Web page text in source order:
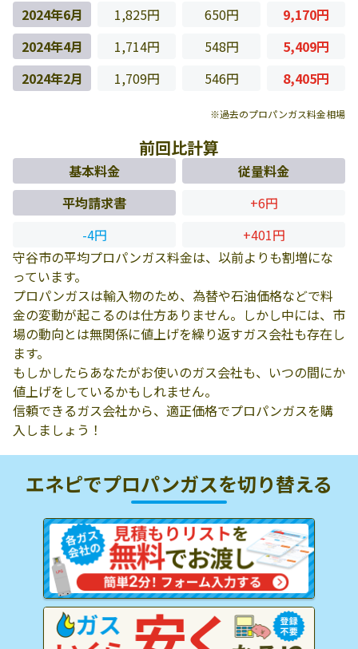
2024年6月
1,825円 650円
9,170円
2024年4月
1,714円 548円
5,409円
2024年2月
1,709円 546円 8,405円
※過去のプロパンガス料金相場
前回比計算
基本料金
従量料金
平均請求書
+6円
-4円
+401円
守谷市の平均プロパンガス料金は、以前よりも割増にな
っています。
プロパンガスは輸入物のため、為替や石油価格などで料
金の変動が起こるのは仕方ありません。しかし中には、市
場の動向とは無関係に値上げを繰り返すガス会社も存在し
ます。
もしかしたらあなたがお使いのガス会社も、いつの間にか
値上げをしているかもしれません。
信頼できるガス会社から、適正価格でプロパンガスを購
入しましょう！
エネピでプロパンガスを切り替える